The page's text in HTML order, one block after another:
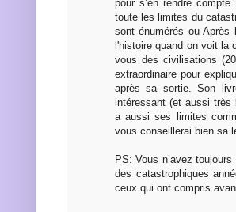
pour s’en rendre
toute les limites du
sont énumérés ou Après
l'histoire quand on voit la
vous des civilisations
extraordinaire pour
après sa sortie. Son
intéressant (et aussi très
a aussi ses limites
vous conseillerai bien sa
PS: Vous n’avez
des catastrophiques
ceux qui ont compris